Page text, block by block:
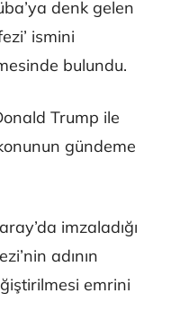
denk gelen
ismini
bulundu.
Trump ile
gündeme
imzaladığı
adının
emrini